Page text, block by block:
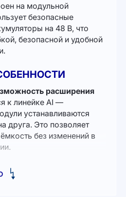
на модульной
безопасные
на 48 В, что
безопасной и удобной
расширения
к линейке AI —
устанавливаются
друга. Это позволяет
без изменений в
линии для